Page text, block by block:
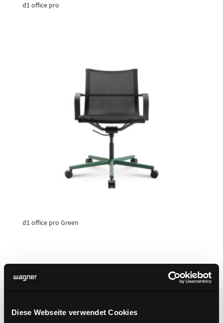
Diese Webseite verwendet Cookies
d1 office pro
d1 office pro Green